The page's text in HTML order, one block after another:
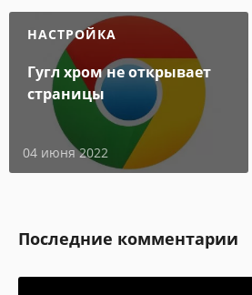
НАСТРОЙКА
Гугл хром не открывает
страницы
04 июня 2022
Последние комментарии